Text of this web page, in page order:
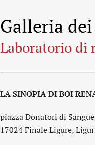
Galleria
Laboratorio di
LA SINOPIA DI BOI
piazza Donatori di
17024 Finale Ligure,